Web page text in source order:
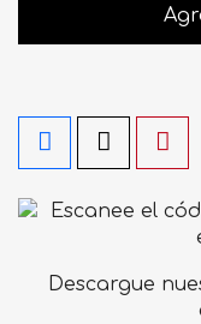
Descargue